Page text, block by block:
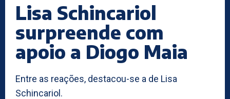
Lisa Schincariol
surpreende com
apoio a Diogo Maia
Entre as reações, destacou-se a de Lisa
Schincariol.